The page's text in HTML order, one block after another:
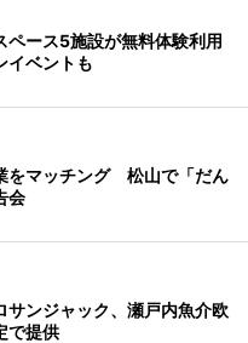
ペース5施設が無料体験利用
ベントも
をマッチング 松山で「だん
会
サンジャック、瀬戸内魚介欧
で提供